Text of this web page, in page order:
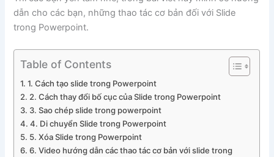
dẫn cho các bạn, những thao tác cơ bản đối với Slide
trong Powerpoint.
Table of Contents
1. Cách tạo slide trong Powerpoint
2. Cách thay đổi bố cục của Slide trong Powerpoint
3. Sao chép slide trong powerpoint
4. Di chuyển Slide trong Powerpoint
5. Xóa Slide trong Powerpoint
6. Video hướng dẫn các thao tác cơ bản với slide trong